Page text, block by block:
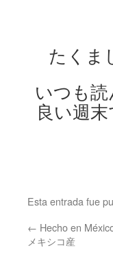
たくま
いつも
良い週
Esta entrada fue
← Hecho en
メキシコ産